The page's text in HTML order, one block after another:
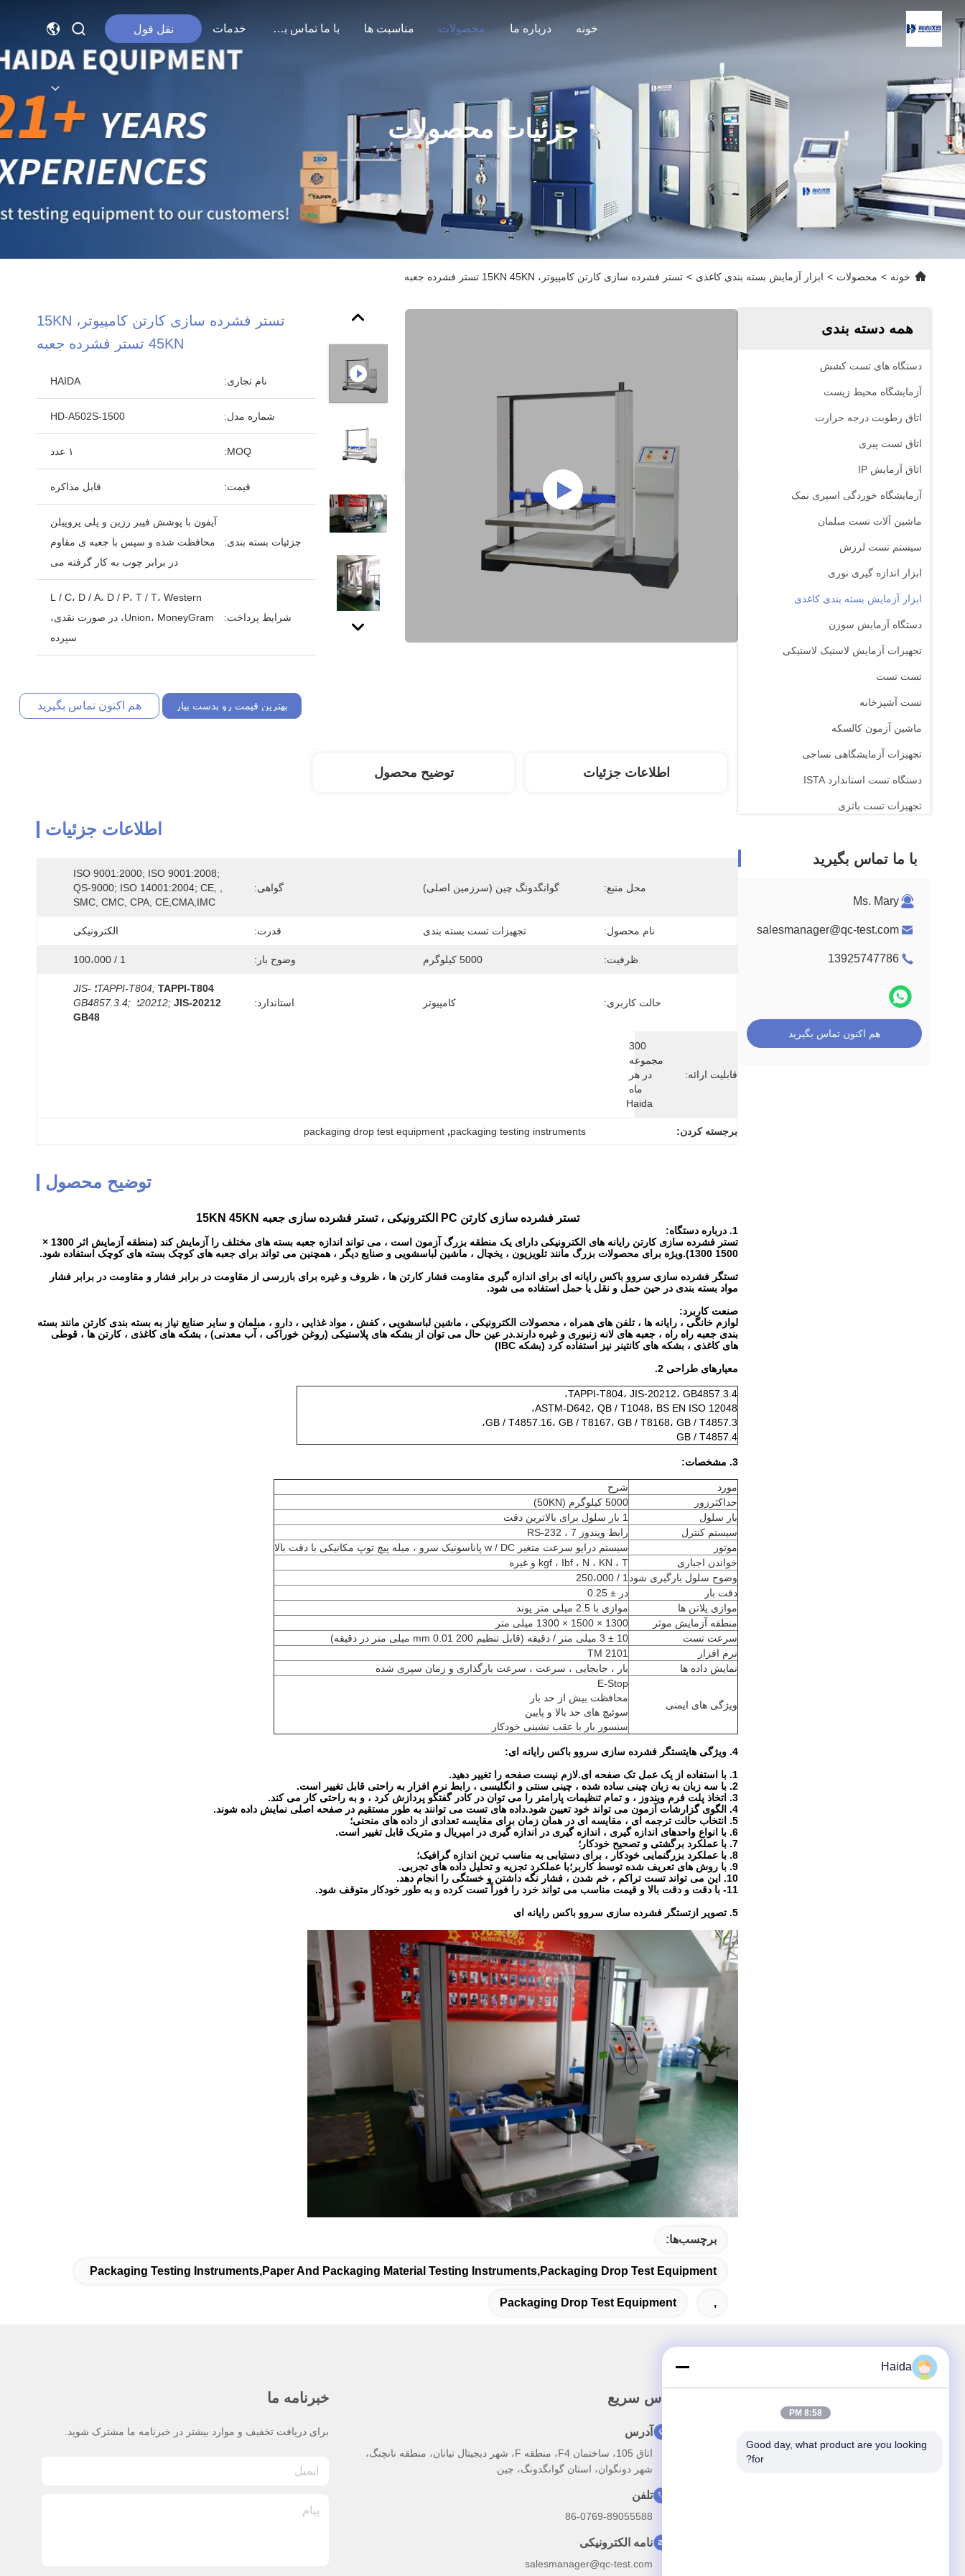
خونه درباره ما محصولات مناسبت ها با ما تماس بگیرید خدمات نقل قول
جزئیات محصولات
خونه > محصولات > ابزار آزمایش بسته بندی کاغذی > تستر فشرده سازی کارتن کامپیوتر، 15KN 45KN تستر فشرده جعبه
همه دسته بندی
دستگاه های تست کشش
آزمایشگاه محیط زیست
اتاق رطوبت درجه حرارت
اتاق تست پیری
اتاق آزمایش IP
آزمایشگاه خوردگی اسپری نمک
ماشین آلات تست مبلمان
سیستم تست لرزش
ابزار اندازه گیری نوری
ابزار آزمایش بسته بندی کاغذی
دستگاه آزمایش سوزن
تجهیزات آزمایش لاستیک لاستیکی
تست تست
تست آشپزخانه
ماشین آزمون کالسکه
تجهیزات آزمایشگاهی نساجی
دستگاه تست استاندارد ISTA
تجهیزات تست باتری
تجهیزات آزمایش قابل احتراق
با ما تماس بگیرید
Ms. Mary
salesmanager@qc-test.com
13925747786
هم اکنون تماس بگیرید
تستر فشرده سازی کارتن کامپیوتر، 15KN
45KN تستر فشرده جعبه
نام تجاری: HAIDA
شماره مدل: HD-A502S-1500
MOQ: ۱ عدد
قیمت: قابل مذاکره
جزئیات بسته بندی:
آیفون با پوشش فیبر رزین و پلی پروپیلن
محافظت شده و سپس با جعبه ی مقاوم
در برابر چوب به کار گرفته می
شرایط پرداخت:
L / C، D / A، D / P، T / T، Western
Union، MoneyGram، در صورت نقدی،
سپرده
بهترین قیمت رو بدست بیار هم اکنون تماس بگیرید
اطلاعات جزئیات توضیح محصول
اطلاعات جزئیات
محل منبع: گوانگدونگ چین (سرزمین اصلی) گواهی:
ISO 9001:2000; ISO 9001:2008;
QS-9000; ISO 14001:2004; CE, ,
SMC, CMC, CPA, CE,CMA,IMC
نام محصول: تجهیزات تست بسته بندی قدرت: الکترونیکی
ظرفیت: 5000 کیلوگرم وضوح بار: 1 / 100،000
حالت کاربری: کامپیوتر استاندارد:
TAPPI-T804; TAPPI-T804؛
JIS-
20212; JIS-20212؛
GB4857.3.4;
GB48
قابلیت ارائه:
Haida
برجسته کردن: packaging testing instruments
,
packaging drop test equipment
توضیح محصول
تستر فشرده سازی کارتن PC الکترونیکی ، تستر فشرده سازی جعبه 15KN 45KN
1. درباره دستگاه:
تستر فشرده سازی کارتن رایانه های الکترونیکی دارای یک منطقه بزرگ آزمون است ، می تواند اندازه جعبه بسته های مختلف را آزمایش کند (منطقه آزمایش اثر 1300 ×
1500 1300).ویژه برای محصولات بزرگ مانند تلویزیون ، یخچال ، ماشین لباسشویی و صنایع دیگر ، همچنین می تواند برای جعبه های کوچک بسته های کوچک استفاده شود.
تستگر فشرده سازی سروو باکس رایانه ای برای اندازه گیری مقاومت فشار کارتن ها ، ظروف و غیره برای بازرسی از مقاومت در برابر فشار و مقاومت در برابر فشار
مواد بسته بندی در حین حمل و نقل یا حمل استفاده می شود.
صنعت کاربرد:
لوازم خانگی ، رایانه ها ، تلفن های همراه ، محصولات الکترونیکی ، ماشین لباسشویی ، کفش ، مواد غذایی ، دارو ، مبلمان و سایر صنایع نیاز به بسته بندی کارتن مانند بسته
بندی جعبه راه راه ، جعبه های لانه زنبوری و غیره دارند.در عین حال می توان از بشکه های پلاستیکی (روغن خوراکی ، آب معدنی) ، بشکه های کاغذی ، کارتن ها ، قوطی
های کاغذی ، بشکه های کانتینر نیز استفاده کرد (بشکه IBC)
معیارهای طراحی 2.
TAPPI-T804، JIS-20212، GB4857.3.4،
ASTM-D642، QB / T1048، BS EN ISO 12048،
GB / T4857.16، GB / T8167، GB / T8168، GB / T4857.3،
GB / T4857.4
3. مشخصات:
مورد
شرح
حداکثرزور
5000 کیلوگرم (50KN)
بار سلول
1 بار سلول برای بالاترین دقت
سیستم کنترل
رابط ویندوز 7 ، RS-232
موتور
سیستم درایو سرعت متغیر w / DC پاناسونیک سرو ، میله پیچ توپ مکانیکی با دقت بالا
خواندن اجباری
kgf ، Ibf ، N ، KN ، T و غیره
وضوح سلول بارگیری شود 1 / 250،000
دقت بار
در ± 0.25
موازی پلاتن ها
موازی با 2.5 میلی متر پوند
منطقه آزمایش موثر
1300 × 1500 × 1300 میلی متر
سرعت تست
10 ± 3 میلی متر / دقیقه (قابل تنظیم 200 mm 0.01 میلی متر در دقیقه)
نرم افزار
TM 2101
نمایش داده ها
بار ، جابجایی ، سرعت ، سرعت بارگذاری و زمان سپری شده
ویژگی های ایمنی
E-Stop
محافظت بیش از حد بار
سوئیچ های حد بالا و پایین
سنسور بار با عقب نشینی خودکار
4. ویژگی های تستگر فشرده سازی سروو باکس رایانه ای:
1. با استفاده از یک عمل تک صفحه ای.لازم نیست صفحه را تغییر دهید.
2. با سه زبان به زبان چینی ساده شده ، چینی سنتی و انگلیسی ، رابط نرم افزار به راحتی قابل تغییر است.
3. اتخاذ پلت فرم ویندوز ، و تمام تنظیمات پارامتر را می توان در کادر گفتگو پردازش کرد ، و به راحتی کار می کند.
4. الگوی گزارشات آزمون می تواند خود تعیین شود.داده های تست می توانند به طور مستقیم در صفحه اصلی نمایش داده شوند.
5. انتخاب حالت ترجمه ای ، مقایسه ای در همان زمان برای مقایسه تعدادی از داده های منحنی؛
6. با انواع واحدهای اندازه گیری ، اندازه گیری در اندازه گیری در امپریال و متریک قابل تغییر است.
7. با عملکرد برگشتی و تصحیح خودکار؛
8. با عملکرد بزرگنمایی خودکار ، برای دستیابی به مناسب ترین اندازه گرافیک؛
9. با روش های تعریف شده توسط کاربر؛با عملکرد تجزیه و تحلیل داده های تجربی.
10. این می تواند تست تراکم ، خم شدن ، فشار نگه داشتن و خستگی را انجام دهد.
11- با دقت و دقت بالا و قیمت مناسب می تواند خرد را فوراً تست کرده و به طور خودکار متوقف شود.
5. تصویر از
تستگر فشرده سازی سروو باکس رایانه ای
برچسب‌ها:
Packaging Testing Instruments,paper And Packaging Material Testing Instruments,packaging Drop Test Equipment
,
Packaging Drop Test Equipment
تماس سریع
آدرس
اتاق 105، ساختمان F4، منطقه F، شهر دیجیتال تیانان، منطقه نانچنگ،
شهر دونگوان، استان گوانگدونگ، چین
تلفن
86-0769-89055588
نامه الکترونیکی
salesmanager@qc-test.com
خبرنامه ما
برای دریافت تخفیف و موارد بیشتر در خبرنامه ما مشترک شوید.
Haida
8:58 PM
Good day, what product are you looking
for?